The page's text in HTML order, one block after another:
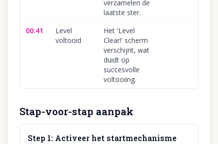
verzamelen de
laatste ster.
00:41
Level
voltooid
Het 'Level
Clear!' scherm
verschijnt, wat
duidt op
succesvolle
voltooiing.
Stap-voor-stap aanpak
Step 1: Activeer het startmechanisme